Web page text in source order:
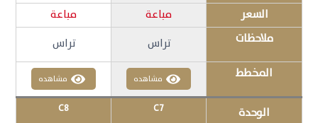
السعر مباعة
مباعة
ملاحظات
تراس
تراس
المخطط
مشاهده مشاهده
الوحدة C7
C8